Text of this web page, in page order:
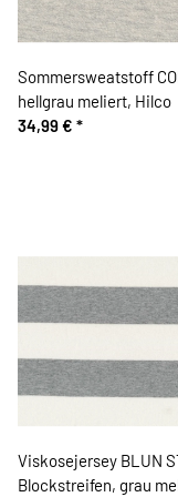
Sommersweatstoff
hellgrau meliert, Hilco
34,99 € *
Viskosejersey BLUN
Blockstreifen, grau